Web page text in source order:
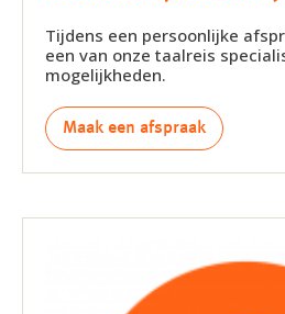
Tijdens een persoonlijke
een van onze taalreis
mogelijkheden.
Maak een afspraak